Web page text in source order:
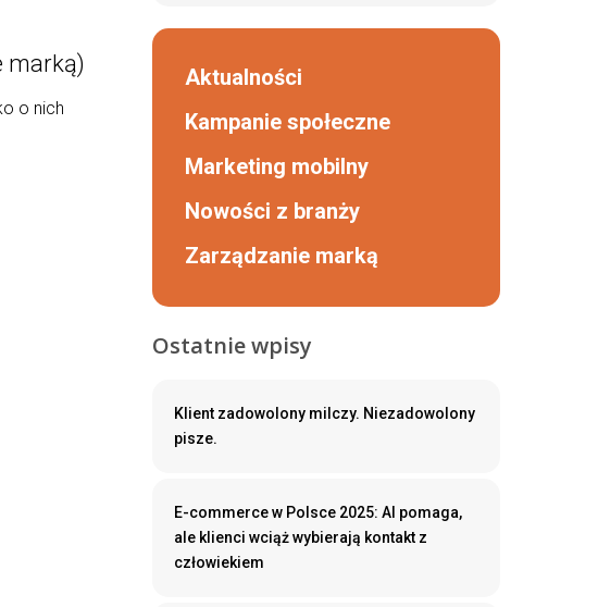
marką)
o nich
Aktualności
Kampanie społeczne
Marketing mobilny
Nowości z branży
Zarządzanie marką
Ostatnie wpisy
Klient zadowolony milczy. Niezadowolony
pisze.
E-commerce w Polsce 2025: AI pomaga,
ale klienci wciąż wybierają kontakt z
człowiekiem